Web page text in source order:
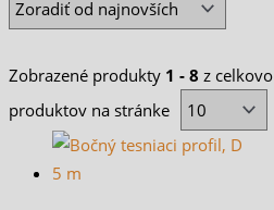
Zobrazené produkty 1 - 8 z celkovo
produktov na stránke